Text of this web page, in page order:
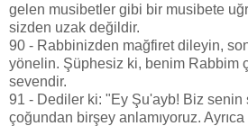
gelen musibetler gibi bir musibete
sizden uzak değildir.
90 - Rabbinizden mağfiret dileyin,
yönelin. Şüphesiz ki, benim Rabbim
sevendir.
91 - Dediler ki: "Ey Şu'ayb! Biz senin
çoğundan birşey anlamıyoruz.